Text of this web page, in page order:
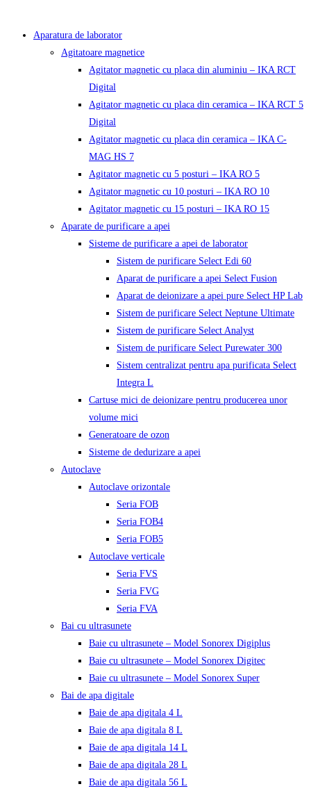
Aparatura de laborator
Agitatoare magnetice
Agitator magnetic cu placa din aluminiu – IKA RCT
Digital
Agitator magnetic cu placa din ceramica – IKA RCT 5
Digital
Agitator magnetic cu placa din ceramica – IKA C-
MAG HS 7
Agitator magnetic cu 5 posturi – IKA RO 5
Agitator magnetic cu 10 posturi – IKA RO 10
Agitator magnetic cu 15 posturi – IKA RO 15
Aparate de purificare a apei
Sisteme de purificare a apei de laborator
Sistem de purificare Select Edi 60
Aparat de purificare a apei Select Fusion
Aparat de deionizare a apei pure Select HP Lab
Sistem de purificare Select Neptune Ultimate
Sistem de purificare Select Analyst
Sistem de purificare Select Purewater 300
Sistem centralizat pentru apa purificata Select
Integra L
Cartuse mici de deionizare pentru producerea unor
volume mici
Generatoare de ozon
Sisteme de dedurizare a apei
Autoclave
Autoclave orizontale
Seria FOB
Seria FOB4
Seria FOB5
Autoclave verticale
Seria FVS
Seria FVG
Seria FVA
Bai cu ultrasunete
Baie cu ultrasunete – Model Sonorex Digiplus
Baie cu ultrasunete – Model Sonorex Digitec
Baie cu ultrasunete – Model Sonorex Super
Bai de apa digitale
Baie de apa digitala 4 L
Baie de apa digitala 8 L
Baie de apa digitala 14 L
Baie de apa digitala 28 L
Baie de apa digitala 56 L